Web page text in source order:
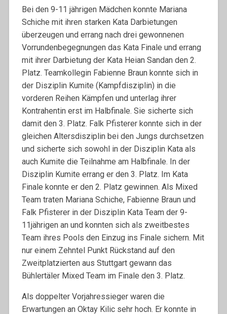
Bei den 9-11 jährigen Mädchen konnte Mariana
Schiche mit ihren starken Kata Darbietungen
überzeugen und errang nach drei gewonnenen
Vorrundenbegegnungen das Kata Finale und errang
mit ihrer Darbietung der Kata Heian Sandan den 2.
Platz. Teamkollegin Fabienne Braun konnte sich in
der Disziplin Kumite (Kampfdisziplin) in die
vorderen Reihen Kämpfen und unterlag ihrer
Kontrahentin erst im Halbfinale. Sie sicherte sich
damit den 3. Platz. Falk Pfisterer konnte sich in der
gleichen Altersdisziplin bei den Jungs durchsetzen
und sicherte sich sowohl in der Disziplin Kata als
auch Kumite die Teilnahme am Halbfinale. In der
Disziplin Kumite errang er den 3. Platz. Im Kata
Finale konnte er den 2. Platz gewinnen. Als Mixed
Team traten Mariana Schiche, Fabienne Braun und
Falk Pfisterer in der Disziplin Kata Team der 9-
11jährigen an und konnten sich als zweitbestes
Team ihres Pools den Einzug ins Finale sichern. Mit
nur einem Zehntel Punkt Rückstand auf den
Zweitplatzierten aus Stuttgart gewann das
Bühlertäler Mixed Team im Finale den 3. Platz.
Als doppelter Vorjahressieger waren die
Erwartungen an Oktay Kilic sehr hoch. Er konnte in